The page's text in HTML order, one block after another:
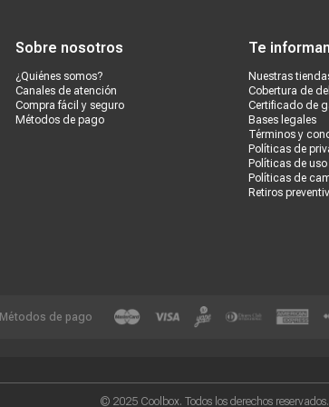
Sobre nosotros
¿Quiénes somos?
Canales de atención
Compra fácil y seguro
Métodos de pago
Te
Nuestras
Cobertura de
Certificado de
Bases legales
Términos y
Políticas de
Políticas de
Políticas de
Retiros
Métodos de pago
© 2025 Coolbox. Todos los derechos